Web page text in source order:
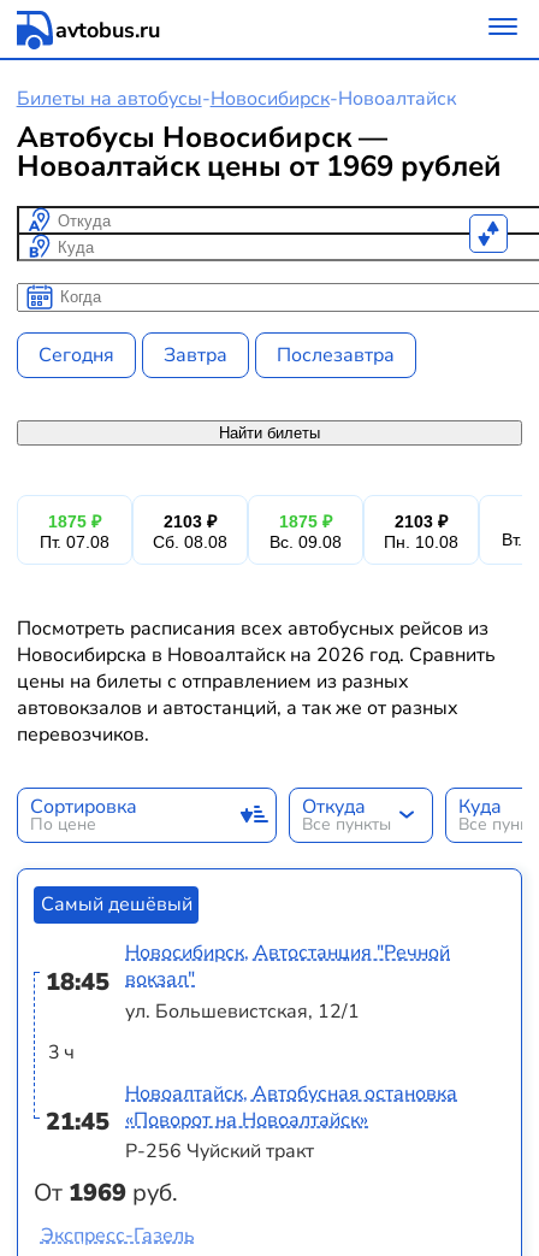
avtobus.ru
Билеты на автобусы-Новосибирск-Новоалтайск
Автобусы Новосибирск —
Новоалтайск цены от 1969 рублей
Откуда
Куда
Когда
Когда
Сегодня Завтра Послезавтра
Найти билеты
1875 ₽
Пт. 07.08
2103 ₽
Сб. 08.08
1875 ₽
Вс. 09.08
2103 ₽
Пн. 10.08
Вт.
Посмотреть расписания всех автобусных рейсов из
Новосибирска в Новоалтайск на 2026 год. Сравнить
цены на билеты с отправлением из разных
автовокзалов и автостанций, а так же от разных
перевозчиков.
Сортировка
По цене
Откуда
Все пункты
Куда
Все
Самый дешёвый
18:45
3 ч
21:45
От 1969 руб.
Новосибирск, Автостанция "Речной
вокзал"
ул. Большевистская, 12/1
Новоалтайск, Автобусная остановка
«Поворот на Новоалтайск»
Р-256 Чуйский тракт
Экспресс-Газель